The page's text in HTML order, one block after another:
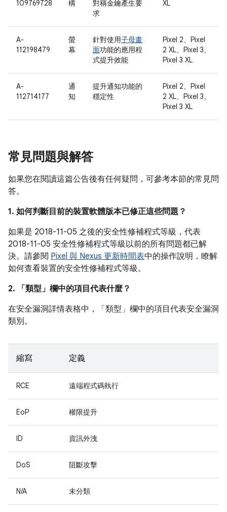
109769728 構
對稱金鑰產生要
求
XL
A-
112198479
螢
幕
針對使用子母畫
面功能的應用程
式提升效能
Pixel 2、Pixel
2 XL、Pixel 3、
Pixel 3 XL
A-
112714177
通
知
提升通知功能的
穩定性
Pixel 2、Pixel
2 XL、Pixel 3、
Pixel 3 XL
常見問題與解答
如果您在閱讀這篇公告後有任何疑問，可參考本節的常見問
答。
1. 如何判斷目前的裝置軟體版本已修正這些問題？
如果是 2018-11-05 之後的安全性修補程式等級，代表
2018-11-05 安全性修補程式等級以前的所有問題都已解
決。請參閱 Pixel 與 Nexus 更新時間表中的操作說明，瞭解
如何查看裝置的安全性修補程式等級。
2. 「類型」 欄中的項目代表什麼？
在安全漏洞詳情表格中，「類型」 欄中的項目代表安全漏洞
類別。
縮寫 定義
RCE 遠端程式碼執行
EoP 權限提升
ID 資訊外洩
DoS 阻斷攻擊
N/A 未分類